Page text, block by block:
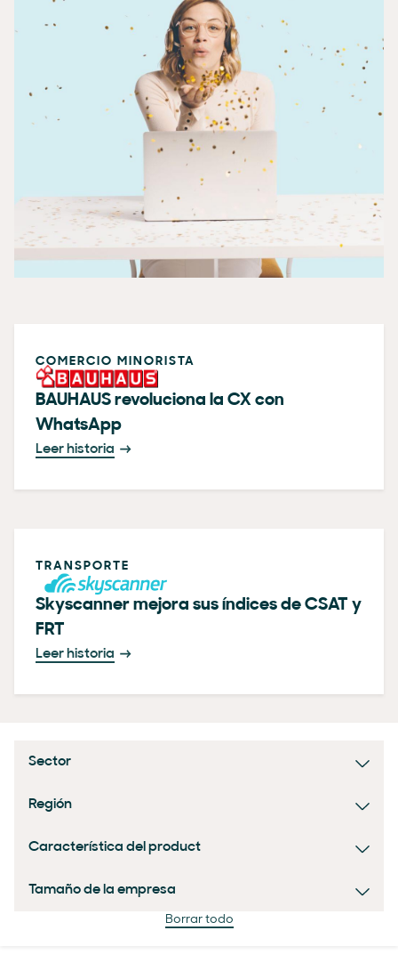
COMERCIO MINORISTA
BAUHAUS revoluciona la CX con
WhatsApp
Leer historia
TRANSPORTE
Skyscanner mejora sus índices de CSAT y
FRT
Leer historia
Sector
Región
Característica del product
Tamaño de la empresa
Borrar todo